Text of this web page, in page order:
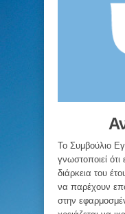
Το Συμβούλιο
γνωστοποιεί ότι
διάρκεια του
να παρέχουν
στην